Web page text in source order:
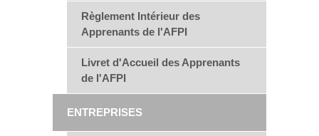
Règlement Intérieur des
Apprenants de l'AFPI
Livret d'Accueil des Apprenants
de l'AFPI
ENTREPRISES